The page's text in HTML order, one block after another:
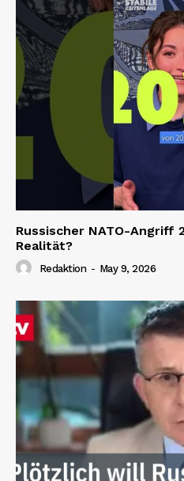
Russischer NATO-Angriff
Realität?
Redaktion - May 9, 2026